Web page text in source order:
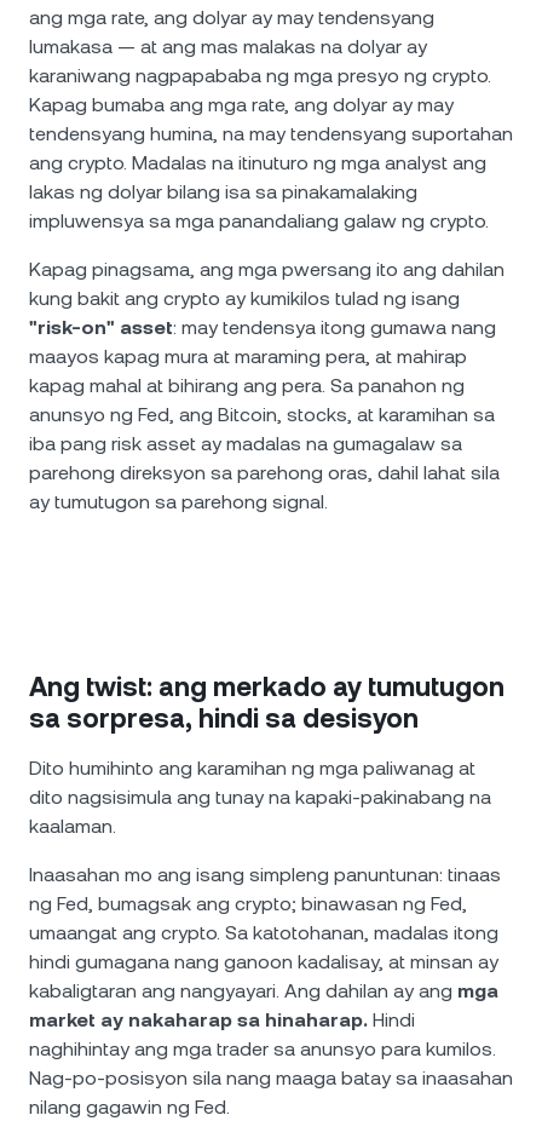
ang mga rate, ang dolyar ay may tendensyang
lumakasa — at ang mas malakas na dolyar ay
karaniwang nagpapababa ng mga presyo ng crypto.
Kapag bumaba ang mga rate, ang dolyar ay may
tendensyang humina, na may tendensyang suportahan
ang crypto. Madalas na itinuturo ng mga analyst ang
lakas ng dolyar bilang isa sa pinakamalaking
impluwensya sa mga panandaliang galaw ng crypto.
Kapag pinagsama, ang mga pwersang ito ang dahilan
kung bakit ang crypto ay kumikilos tulad ng isang
"risk-on" asset: may tendensya itong gumawa nang
maayos kapag mura at maraming pera, at mahirap
kapag mahal at bihirang ang pera. Sa panahon ng
anunsyo ng Fed, ang Bitcoin, stocks, at karamihan sa
iba pang risk asset ay madalas na gumagalaw sa
parehong direksyon sa parehong oras, dahil lahat sila
ay tumutugon sa parehong signal.
Ang twist: ang merkado ay tumutugon
sa sorpresa, hindi sa desisyon
Dito humihinto ang karamihan ng mga paliwanag at
dito nagsisimula ang tunay na kapaki-pakinabang na
kaalaman.
Inaasahan mo ang isang simpleng panuntunan: tinaas
ng Fed, bumagsak ang crypto; binawasan ng Fed,
umaangat ang crypto. Sa katotohanan, madalas itong
hindi gumagana nang ganoon kadalisay, at minsan ay
kabaligtaran ang nangyayari. Ang dahilan ay ang mga
market ay nakaharap sa hinaharap. Hindi
naghihintay ang mga trader sa anunsyo para kumilos.
Nag-po-posisyon sila nang maaga batay sa inaasahan
nilang gagawin ng Fed.